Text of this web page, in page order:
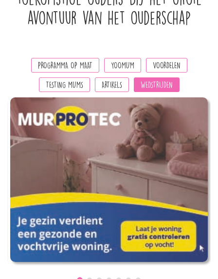
avontuur van het ouderschap
PROGRAMMA OP MAAT YOOMUM VOORDELEN
TESTING MUMS ARTIKELS WEDSTRIJDEN